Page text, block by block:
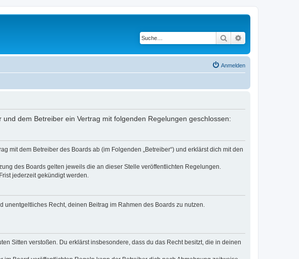
Suche
Anmelden
dem Betreiber ein Vertrag mit folgenden Regelungen geschlossen:
mit dem Betreiber des Boards ab (im Folgenden „Betreiber“) und erklärst dich mit den
des Boards gelten jeweils die an dieser Stelle veröffentlichten Regelungen.
jederzeit gekündigt werden.
Recht, deinen Beitrag im Rahmen des Boards zu nutzen.
Sitten verstoßen. Du erklärst insbesondere, dass du das Recht besitzt, die in deinen